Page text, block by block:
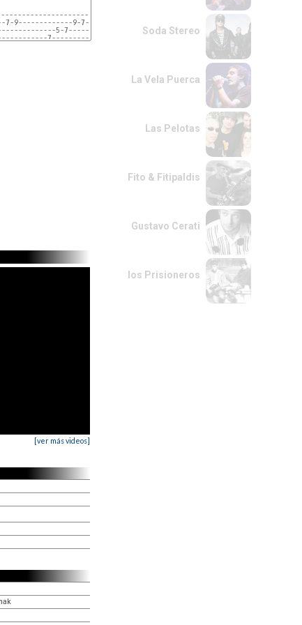
|
7-9-------------9-7-5-----------|
5-7-------7---------|
7---------------------|
4-7-----6-9-7------------------|
3--------7------------------------|
[ver más videos]
Soda Stereo
La Vela Puerca
Las Pelotas
Fito & Fitipaldis
Gustavo Cerati
los Prisioneros